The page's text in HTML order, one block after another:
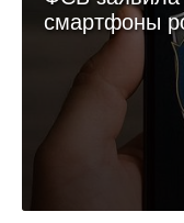
смартфоны